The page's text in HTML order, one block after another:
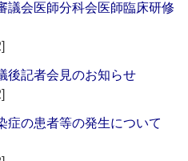
議会医師分科会医師臨床研修
記者会見のお知らせ
症の患者等の発生について